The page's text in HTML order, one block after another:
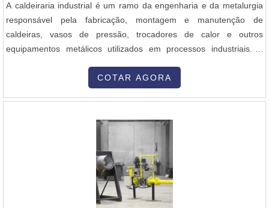
A caldeiraria industrial é um ramo da engenharia e da metalurgia
responsável pela fabricação, montagem e manutenção de
caldeiras, vasos de pressão, trocadores de calor e outros
equipamentos metálicos utilizados em processos industriais. A
de grande porte, que exigem alta precisão no corte, soldagem,
Caldeiraria A caldeiraria industrial tem como objetivo principal a
construção e a manutenção de equipamentos que desempenham
funções essenciais em diversas indústrias, como a petroquímica,
siderurgia, geração de energia, naval, química, entre outras. Esses
equipamentos são responsáveis por processos que envolvem a
troca de calor, armazenamento de líquidos ou gases sob alta
COTAR AGORA